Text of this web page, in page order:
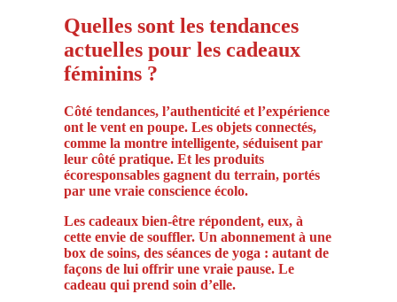
Quelles sont les tendances
actuelles pour les cadeaux
féminins ?
Côté tendances, l’authenticité et l’expérience
ont le vent en poupe. Les objets connectés,
comme la montre intelligente, séduisent par
leur côté pratique. Et les produits
écoresponsables gagnent du terrain, portés
par une vraie conscience écolo.
Les cadeaux bien-être répondent, eux, à
cette envie de souffler. Un abonnement à une
box de soins, des séances de yoga : autant de
façons de lui offrir une vraie pause. Le
cadeau qui prend soin d’elle.